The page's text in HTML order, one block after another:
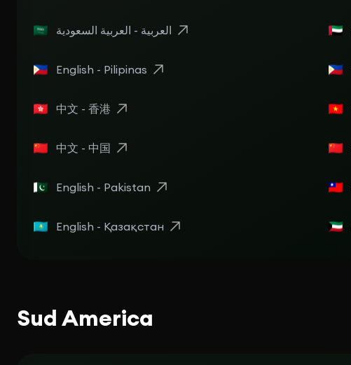
العربية - العربية السعودية
English - Pilipinas
中文 - 香港
中文 - 中国
English - Pakistan
English - Қазақстан
Sud America